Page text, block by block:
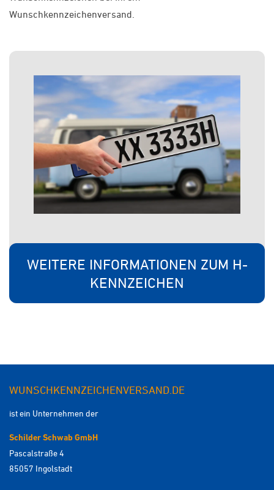
Wunschkennzeichenversand.
WEITERE INFORMATIONEN ZUM H-
KENNZEICHEN
WUNSCHKENNZEICHENVERSAND.DE
ist ein Unternehmen der
Schilder Schwab GmbH
Pascalstraße 4
85057 Ingolstadt